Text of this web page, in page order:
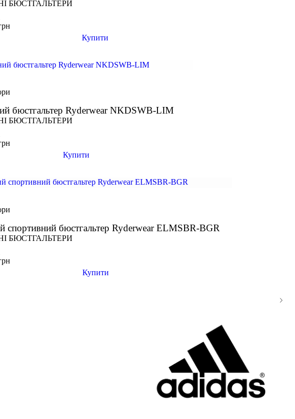
БЮСТГАЛЬТЕРИ
Купити
бюстгальтер Ryderwear NKDSWB-LIM
БЮСТГАЛЬТЕРИ
Купити
спортивний бюстгальтер Ryderwear ELMSBR-BGR
БЮСТГАЛЬТЕРИ
Купити